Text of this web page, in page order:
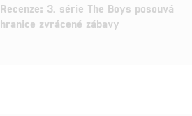
Recenze: 3. série The Boys posouvá
hranice zvrácené zábavy